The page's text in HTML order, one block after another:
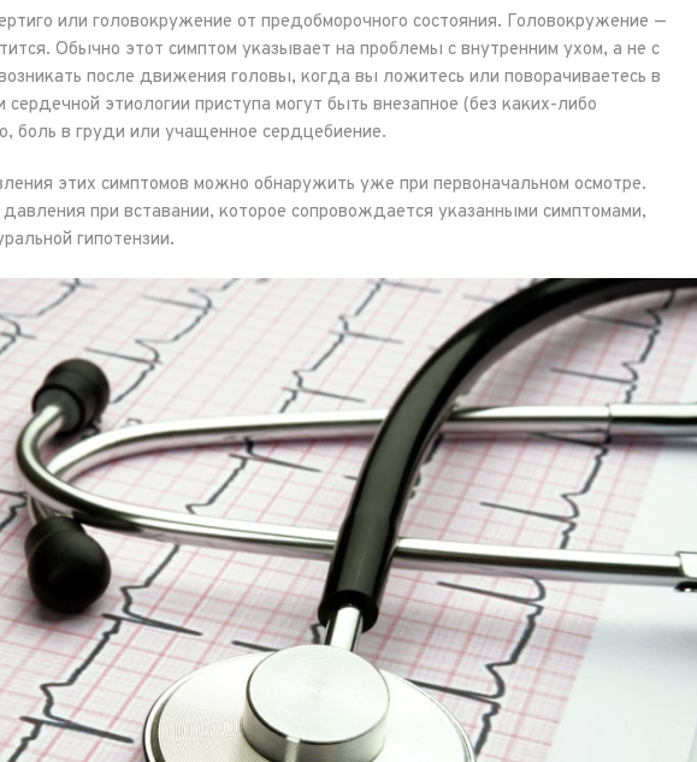
или головокружение от предобморочного состояния. Головокружение —
Обычно этот симптом указывает на проблемы с внутренним ухом, а не с
после движения головы, когда вы ложитесь или поворачиваетесь в
этиологии приступа могут быть внезапное (без каких-либо
в груди или учащенное сердцебиение.
этих симптомов можно обнаружить уже при первоначальном осмотре.
при вставании, которое сопровождается указанными симптомами,
гипотензии.